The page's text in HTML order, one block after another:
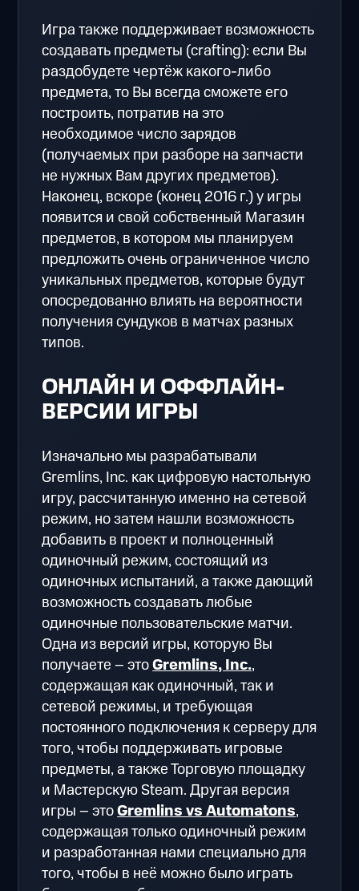
Игра также поддерживает возможность
создавать предметы (crafting): если Вы
раздобудете чертёж какого-либо
предмета, то Вы всегда сможете его
построить, потратив на это
необходимое число зарядов
(получаемых при разборе на запчасти
не нужных Вам других предметов).
Наконец, вскоре (конец 2016 г.) у игры
появится и свой собственный Магазин
предметов, в котором мы планируем
предложить очень ограниченное число
уникальных предметов, которые будут
опосредованно влиять на вероятности
получения сундуков в матчах разных
типов.
ОНЛАЙН И ОФФЛАЙН-
ВЕРСИИ ИГРЫ
Изначально мы разрабатывали
Gremlins, Inc. как цифровую настольную
игру, рассчитанную именно на сетевой
режим, но затем нашли возможность
добавить в проект и полноценный
одиночный режим, состоящий из
одиночных испытаний, а также дающий
возможность создавать любые
одиночные пользовательские матчи.
Одна из версий игры, которую Вы
получаете – этоGremlins, Inc.,
содержащая как одиночный, так и
сетевой режимы, и требующая
постоянного подключения к серверу для
того, чтобы поддерживать игровые
предметы, а также Торговую площадку
и Мастерскую Steam. Другая версия
игры – этоGremlins vs Automatons,
содержащая только одиночный режим
и разработанная нами специально для
того, чтобы в неё можно было играть